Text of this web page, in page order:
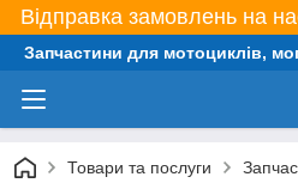
Відправка замовлень на
Запчастини для мотоциклів,
Товари та послуги